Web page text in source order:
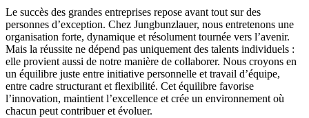
Le succès des grandes entreprises repose avant tout sur des
personnes d’exception. Chez Jungbunzlauer, nous entretenons une
organisation forte, dynamique et résolument tournée vers l’avenir.
Mais la réussite ne dépend pas uniquement des talents individuels :
elle provient aussi de notre manière de collaborer. Nous croyons en
un équilibre juste entre initiative personnelle et travail d’équipe,
entre cadre structurant et flexibilité. Cet équilibre favorise
l’innovation, maintient l’excellence et crée un environnement où
chacun peut contribuer et évoluer.